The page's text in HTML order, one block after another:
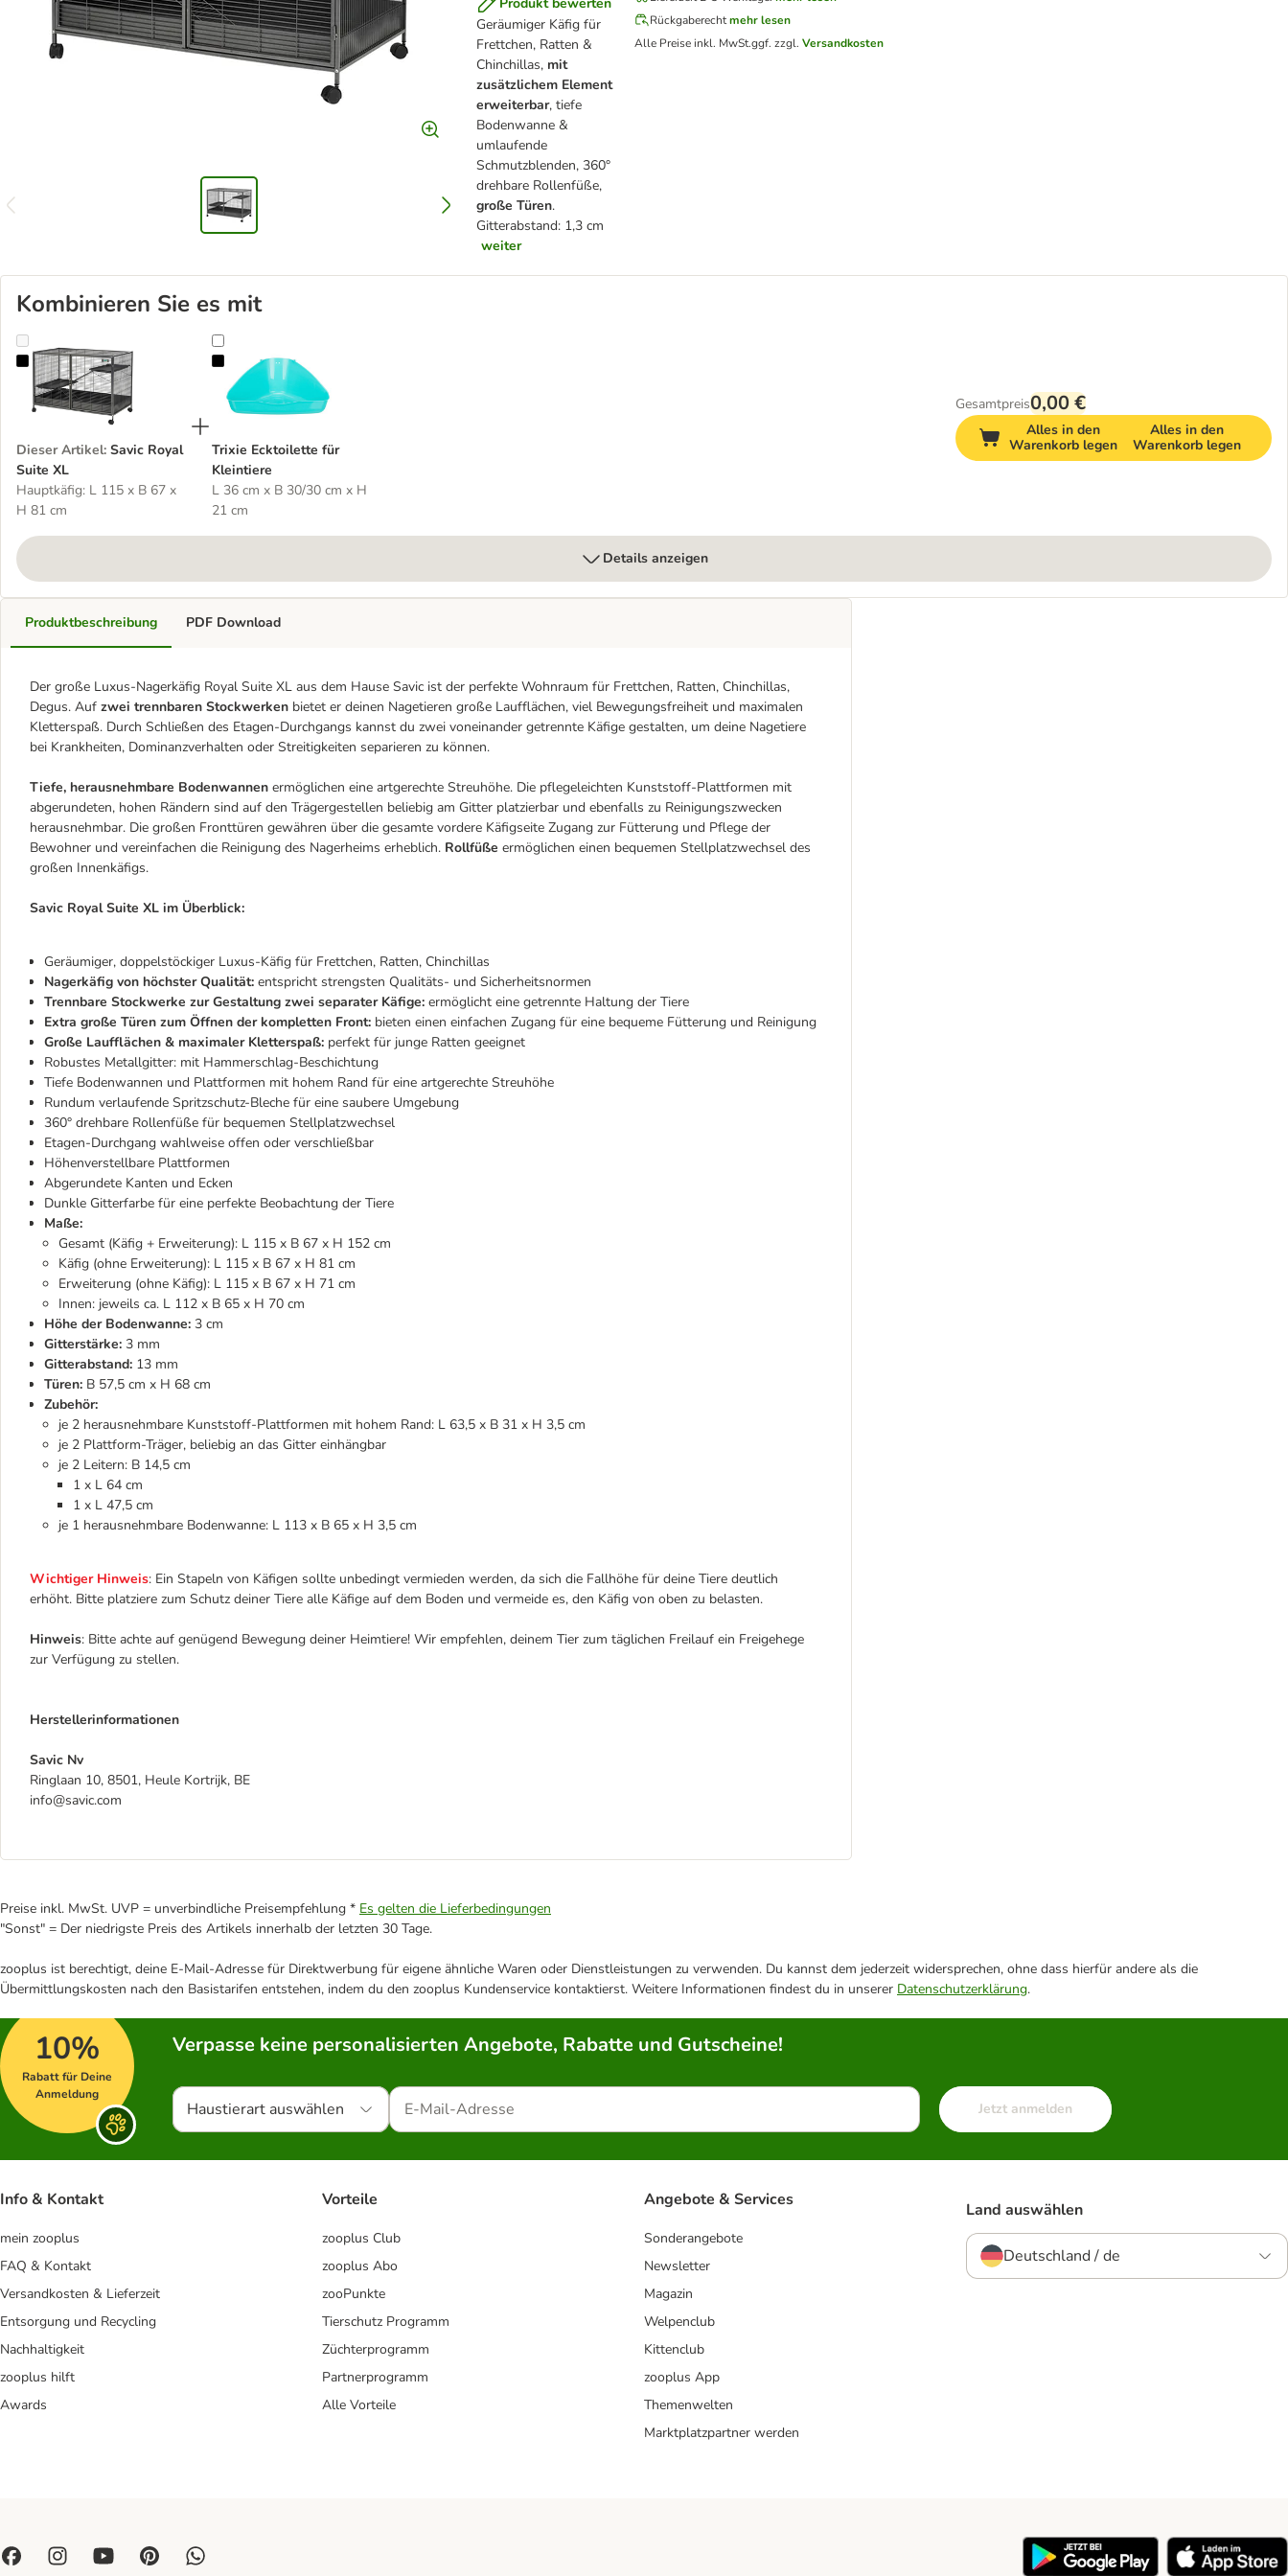
Geräumiger Käfig für
Frettchen, Ratten &
Chinchillas, mit
zusätzlichem Element
erweiterbar, tiefe
Bodenwanne &
umlaufende
Schmutzblenden, 360°
drehbare Rollenfüße,
große Türen.
Gitterabstand: 1,3 cm
weiter
Rückgaberechtmehr lesen
Alle Preise inkl. MwSt.ggf. zzgl.Versandkosten
Kombinieren Sie es mit
Savic Royal Suite XL
Dieser Artikel: Savic Royal
Suite XL
Hauptkäfig: L 115 x B 67 x
H 81 cm
Trixie Ecktoilette für Kleintiere
Trixie Ecktoilette für
Kleintiere
L 36 cm x B 30/30 cm x H
21 cm
Gesamtpreis0,00 €
Alles in den
Warenkorb legen
Alles in den
Warenkorb legen
Details anzeigen
Produktbeschreibung
Der große Luxus-Nagerkäfig Royal Suite XL aus dem Hause Savic ist der perfekte Wohnraum für Frettchen, Ratten, Chinchillas,
Degus. Auf zwei trennbaren Stockwerken bietet er deinen Nagetieren große Laufflächen, viel Bewegungsfreiheit und maximalen
Kletterspaß. Durch Schließen des Etagen-Durchgangs kannst du zwei voneinander getrennte Käfige gestalten, um deine Nagetiere
bei Krankheiten, Dominanzverhalten oder Streitigkeiten separieren zu können.
Tiefe, herausnehmbare Bodenwannen ermöglichen eine artgerechte Streuhöhe. Die pflegeleichten Kunststoff-Plattformen mit
abgerundeten, hohen Rändern sind auf den Trägergestellen beliebig am Gitter platzierbar und ebenfalls zu Reinigungszwecken
herausnehmbar. Die großen Fronttüren gewähren über die gesamte vordere Käfigseite Zugang zur Fütterung und Pflege der
Bewohner und vereinfachen die Reinigung des Nagerheims erheblich. Rollfüße ermöglichen einen bequemen Stellplatzwechsel des
großen Innenkäfigs.
Savic Royal Suite XL im Überblick:
Geräumiger, doppelstöckiger Luxus-Käfig für Frettchen, Ratten, Chinchillas
Nagerkäfig von höchster Qualität: entspricht strengsten Qualitäts- und Sicherheitsnormen
Trennbare Stockwerke zur Gestaltung zwei separater Käfige: ermöglicht eine getrennte Haltung der Tiere
Extra große Türen zum Öffnen der kompletten Front: bieten einen einfachen Zugang für eine bequeme Fütterung und Reinigung
Große Laufflächen & maximaler Kletterspaß: perfekt für junge Ratten geeignet
Robustes Metallgitter: mit Hammerschlag-Beschichtung
Tiefe Bodenwannen und Plattformen mit hohem Rand für eine artgerechte Streuhöhe
Rundum verlaufende Spritzschutz-Bleche für eine saubere Umgebung
360° drehbare Rollenfüße für bequemen Stellplatzwechsel
Etagen-Durchgang wahlweise offen oder verschließbar
Höhenverstellbare Plattformen
Abgerundete Kanten und Ecken
Dunkle Gitterfarbe für eine perfekte Beobachtung der Tiere
Maße:
Gesamt (Käfig + Erweiterung): L 115 x B 67 x H 152 cm
Käfig (ohne Erweiterung): L 115 x B 67 x H 81 cm
Erweiterung (ohne Käfig): L 115 x B 67 x H 71 cm
Innen: jeweils ca. L 112 x B 65 x H 70 cm
Höhe der Bodenwanne: 3 cm
Gitterstärke: 3 mm
Gitterabstand: 13 mm
Türen: B 57,5 cm x H 68 cm
Zubehör:
je 2 herausnehmbare Kunststoff-Plattformen mit hohem Rand: L 63,5 x B 31 x H 3,5 cm
je 2 Plattform-Träger, beliebig an das Gitter einhängbar
je 2 Leitern: B 14,5 cm
1 x L 64 cm
1 x L 47,5 cm
je 1 herausnehmbare Bodenwanne: L 113 x B 65 x H 3,5 cm
Wichtiger Hinweis: Ein Stapeln von Käfigen sollte unbedingt vermieden werden, da sich die Fallhöhe für deine Tiere deutlich
erhöht. Bitte platziere zum Schutz deiner Tiere alle Käfige auf dem Boden und vermeide es, den Käfig von oben zu belasten.
Hinweis: Bitte achte auf genügend Bewegung deiner Heimtiere! Wir empfehlen, deinem Tier zum täglichen Freilauf ein Freigehege
zur Verfügung zu stellen.
Herstellerinformationen
Savic Nv
Ringlaan 10, 8501, Heule Kortrijk, BE
info@savic.com
PDF Download
Preise inkl. MwSt. UVP = unverbindliche Preisempfehlung * Es gelten die Lieferbedingungen
"Sonst" = Der niedrigste Preis des Artikels innerhalb der letzten 30 Tage.
zooplus ist berechtigt, deine E-Mail-Adresse für Direktwerbung für eigene ähnliche Waren oder Dienstleistungen zu verwenden. Du kannst dem jederzeit widersprechen, ohne dass hierfür andere als die
Übermittlungskosten nach den Basistarifen entstehen, indem du den zooplus Kundenservice kontaktierst. Weitere Informationen findest du in unserer Datenschutzerklärung.
10%
Rabatt für Deine
Anmeldung
Verpasse keine personalisierten Angebote, Rabatte und Gutscheine!
Haustierart auswählen Jetzt anmelden
Info & Kontakt
mein zooplus
FAQ & Kontakt
Versandkosten & Lieferzeit
Entsorgung und Recycling
Nachhaltigkeit
zooplus hilft
Awards
Vorteile
zooplus Club
zooplus Abo
zooPunkte
Tierschutz Programm
Züchterprogramm
Partnerprogramm
Alle Vorteile
Angebote & Services
Sonderangebote
Newsletter
Magazin
Welpenclub
Kittenclub
zooplus App
Themenwelten
Marktplatzpartner werden
Land auswählen
Deutschland / de